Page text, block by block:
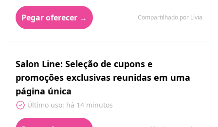
Pegar oferecer → Compartilhado por Lívia
Salon Line: Seleção de cupons e
promoções exclusivas reunidas em uma
página única
Último uso: há 14 minutos